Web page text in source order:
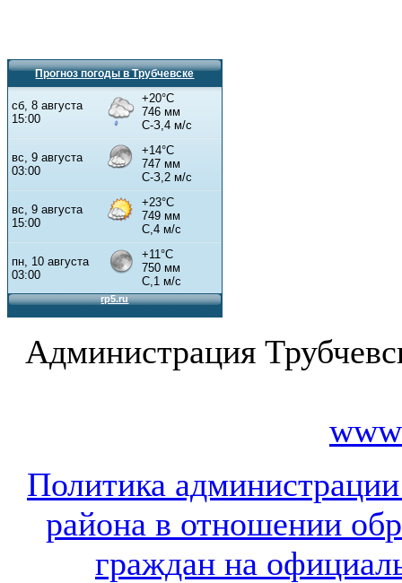
Прогноз погоды в Трубчевске
Администрация
Политика
района в отношении
граждан на